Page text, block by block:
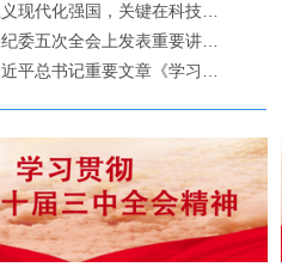
现代化强国，关键在科技…
委五次全会上发表重要讲…
平总书记重要文章《学习…